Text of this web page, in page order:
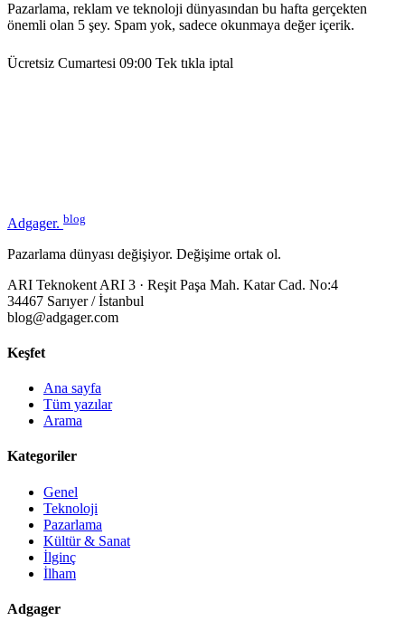
Pazarlama, reklam ve teknoloji dünyasından bu hafta gerçekten
önemli olan 5 şey. Spam yok, sadece okunmaya değer içerik.
Ücretsiz Cumartesi 09:00 Tek tıkla iptal
Adgager. blog
Pazarlama dünyası değişiyor. Değişime ortak ol.
ARI Teknokent ARI 3 · Reşit Paşa Mah. Katar Cad. No:4
34467 Sarıyer / İstanbul
blog@adgager.com
Keşfet
Ana sayfa
Tüm yazılar
Arama
Kategoriler
Genel
Teknoloji
Pazarlama
Kültür & Sanat
İlginç
İlham
Adgager